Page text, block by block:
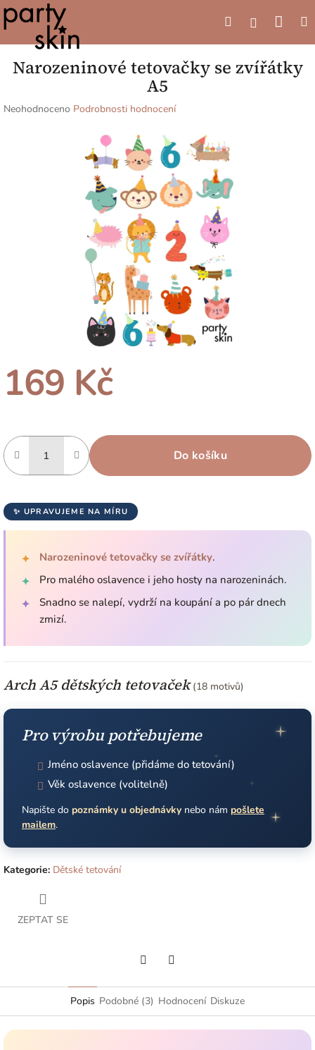
Přejít
na
obsah
HledatPřihlášení
Narozeninové tetovačky se zvířátky
A5
Průměrné
Neohodnoceno Podrobnosti hodnocení
169 Kč
cena:
Do košíku
✨ UPRAVUJEME NA MÍRU
✦ Narozeninové tetovačky se zvířátky.
✦
Pro malého oslavence i jeho hosty na narozeninách.
✦
Snadno se nalepí, vydrží na koupání a po pár dnech
zmizí.
Arch A5 dětských tetovaček (18 motivů)
Pro výrobu potřebujeme
Jméno oslavence (přidáme do tetování)
Věk oslavence (volitelně)
Napište do poznámky u objednávky nebo nám pošlete
mailem.
Kategorie: Dětské tetování
ZEPTAT SE
Popis Podobné (3) Hodnocení Diskuze